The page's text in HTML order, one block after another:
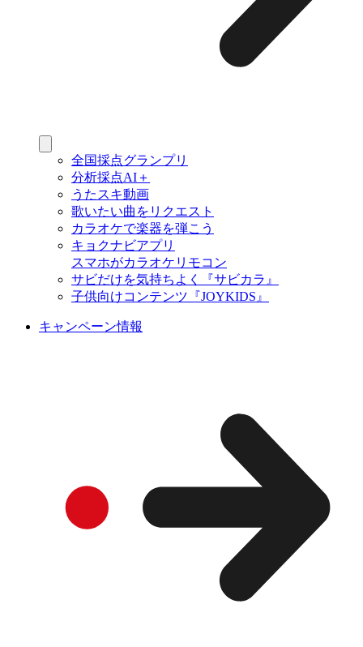
全国採点グランプリ
分析採点AI＋
うたスキ動画
歌いたい曲をリクエスト
カラオケで楽器を弾こう
キョクナビアプリ
スマホがカラオケリモコン
サビだけを気持ちよく『サビカラ』
子供向けコンテンツ『JOYKIDS』
キャンペーン情報